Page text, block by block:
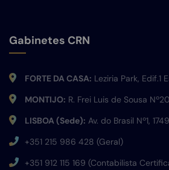
Gabinetes CRN
FORTE DA CASA: Leziria Park, Edif.1
MONTIJO: R. Frei Luis de Sousa
LISBOA (Sede): Av. do Brasil Nº1,
+351 215 986 428 (Geral)
+351 912 115 169 (Contabilista